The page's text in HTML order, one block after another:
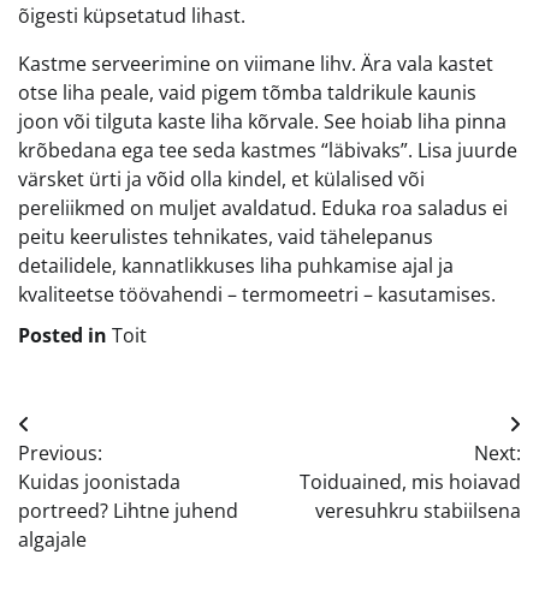
õigesti küpsetatud lihast.
Kastme serveerimine on viimane lihv. Ära vala kastet
otse liha peale, vaid pigem tõmba taldrikule kaunis
joon või tilguta kaste liha kõrvale. See hoiab liha pinna
krõbedana ega tee seda kastmes “läbivaks”. Lisa juurde
värsket ürti ja võid olla kindel, et külalised või
pereliikmed on muljet avaldatud. Eduka roa saladus ei
peitu keerulistes tehnikates, vaid tähelepanus
detailidele, kannatlikkuses liha puhkamise ajal ja
kvaliteetse töövahendi – termomeetri – kasutamises.
Posted in Toit
Navigeerimine
Previous:
Kuidas joonistada
portreed? Lihtne juhend
algajale
Next:
Toiduained, mis hoiavad
veresuhkru stabiilsena